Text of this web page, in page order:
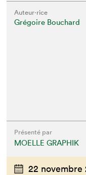
Auteur·rice
Grégoire Bouchard
Présenté par
MOELLE GRAPHIK
22 novembre